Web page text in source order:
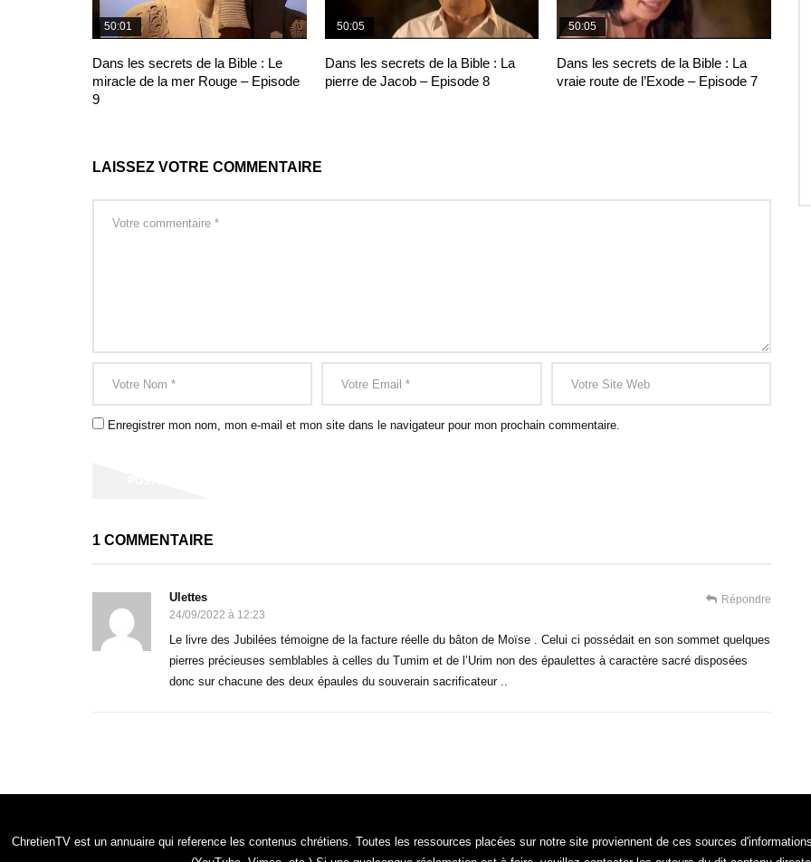
50:01
Dans les secrets de la Bible : Le
miracle de la mer Rouge – Episode
9
50:05
Dans les secrets de la Bible : La
pierre de Jacob – Episode 8
50:05
Dans les secrets de la Bible : La
vraie route de l’Exode – Episode 7
LAISSEZ VOTRE COMMENTAIRE
Enregistrer mon nom, mon e-mail et mon site dans le navigateur pour mon prochain commentaire.
1 COMMENTAIRE
Ulettes
24/09/2022 à 12:23
Le livre des Jubilées témoigne de la facture réelle du bâton de Moïse . Celui ci possédait en son sommet quelques
pierres précieuses semblables à celles du Tumim et de l’Urim non des épaulettes à caractère sacré disposées
donc sur chacune des deux épaules du souverain sacrificateur ..
Répondre
ChretienTV est un annuaire qui reference les contenus chrétiens. Toutes les ressources placées sur notre site proviennent de ces sources